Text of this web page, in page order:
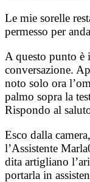
Le mie sorelle
permesso per
A questo punto è
conversazione.
noto solo ora
palmo sopra la
Rispondo al
Esco dalla
l’Assistente
dita artigliano
portarla in